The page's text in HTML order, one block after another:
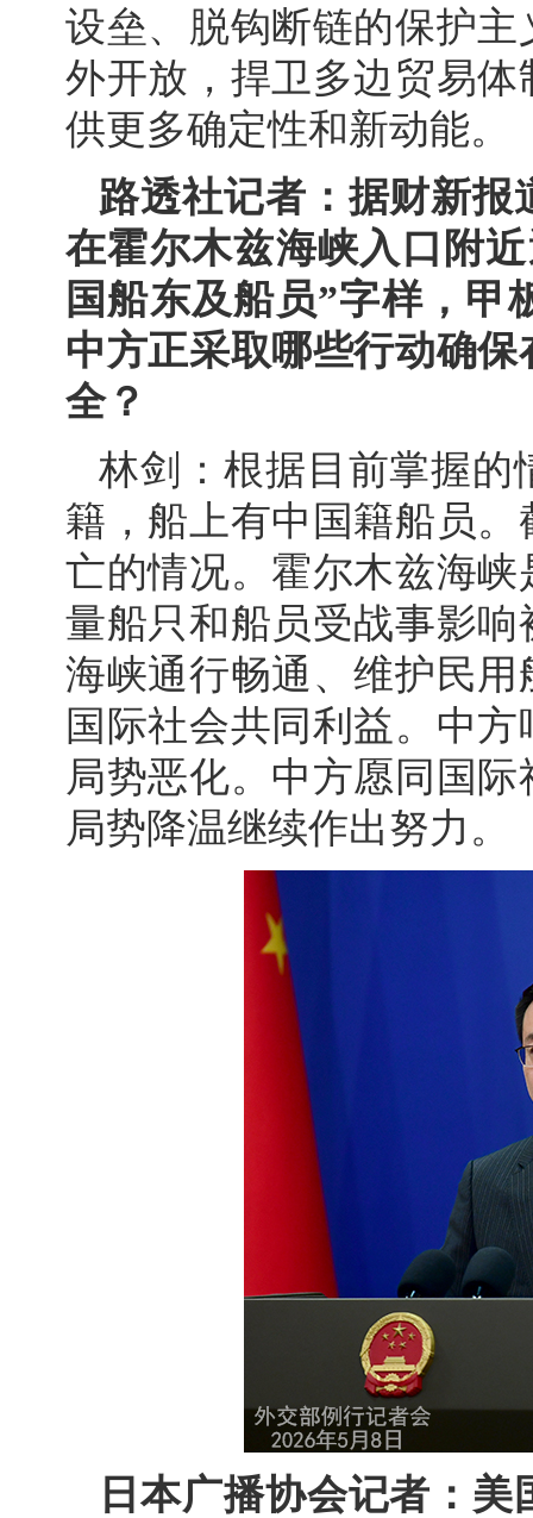
设垒、脱钩断链的保护
外开放，捍卫多边贸易
供更多确定性和新动能。
路透社记者：据财新
在霍尔木兹海峡入口附
国船东及船员”字样，甲
中方正采取哪些行动确
全？
林剑：根据目前掌握的
籍，船上有中国籍船员
亡的情况。霍尔木兹海
量船只和船员受战事影
海峡通行畅通、维护民
国际社会共同利益。中
局势恶化。中方愿同国
局势降温继续作出努力。
日本广播协会记者：